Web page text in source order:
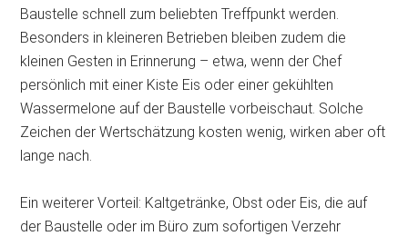
Baustelle schnell zum beliebten Treffpunkt werden.
Besonders in kleineren Betrieben bleiben zudem die
kleinen Gesten in Erinnerung – etwa, wenn der Chef
persönlich mit einer Kiste Eis oder einer gekühlten
Wassermelone auf der Baustelle vorbeischaut. Solche
Zeichen der Wertschätzung kosten wenig, wirken aber oft
lange nach.
Ein weiterer Vorteil: Kaltgetränke, Obst oder Eis, die auf
der Baustelle oder im Büro zum sofortigen Verzehr